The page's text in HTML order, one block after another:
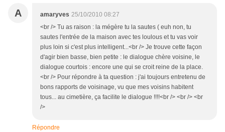
A amaryves 25/10/2010 08:27
<br /> Tu as raison : la mégère tu la sautes ( euh non, tu
sautes l'entrée de la maison avec tes loulous et tu vas voir
plus loin si c'est plus intelligent...<br /> Je trouve cette façon
d'agir bien basse, bien petite : le dialogue chère voisine, le
dialogue courtois : encore une qui se croit reine de la place.
<br /> Pour répondre à ta question : j'ai toujours entretenu de
bons rapports de voisinage, vu que mes voisins habitent
tous... au cimetière, ça facilite le dialogue !!!!<br /> <br /> <br
/>
Répondre